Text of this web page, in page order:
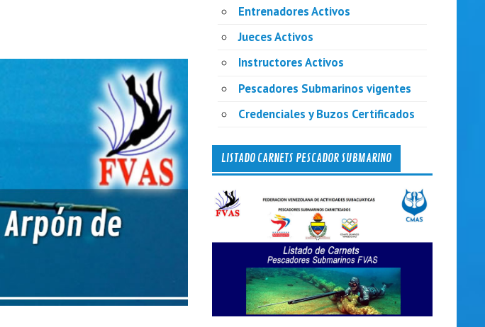
Entrenadores Activos
Jueces Activos
Instructores Activos
Pescadores Submarinos vigentes
Credenciales y Buzos Certificados
LISTADO CARNETS PESCADOR SUBMARINO